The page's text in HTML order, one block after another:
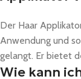
Der Haar
Anwendung und
gelangt. Er bietet
Wie kann